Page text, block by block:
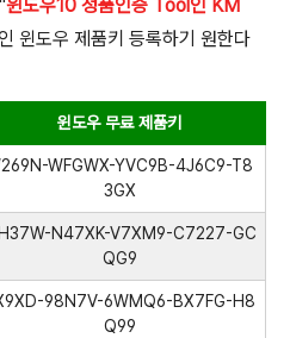
윈도우10 정품인증 Tool인 KM
윈도우 제품키 등록하기 원한다
윈도우 무료 제품키
WFGWX-YVC9B-4J6C9-T8
3GX
N47XK-V7XM9-C7227-GC
QG9
98N7V-6WMQ6-BX7FG-H8
Q99